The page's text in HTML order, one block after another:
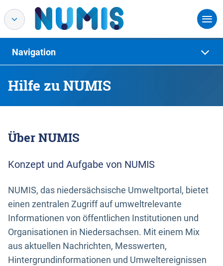
Hilfe zu NUMIS
Navigation
Über NUMIS
Konzept und Aufgabe von NUMIS
NUMIS, das niedersächsische Umweltportal, bietet
einen zentralen Zugriff auf umweltrelevante
Informationen von öffentlichen Institutionen und
Organisationen in Niedersachsen. Mit einem Mix
aus aktuellen Nachrichten, Messwerten,
Hintergrundinformationen und Umweltereignissen